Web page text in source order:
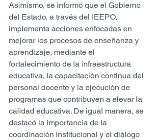
Asimismo, se informó que el Gobierno
del Estado, a través del IEEPO,
implementa acciones enfocadas en
mejorar los procesos de enseñanza y
aprendizaje, mediante el
fortalecimiento de la infraestructura
educativa, la capacitación continua del
personal docente y la ejecución de
programas que contribuyen a elevar la
calidad educativa. De igual manera, se
destacó la importancia de la
coordinación institucional y el diálogo